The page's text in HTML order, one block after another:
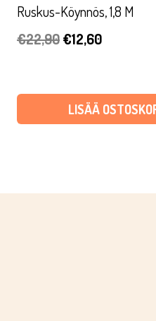
Ruskus-Köynnös, 1,8 M
€22,90Alkuperäinen
€22,90.
€12,60Nykyinen
€12,60.
LISÄÄ